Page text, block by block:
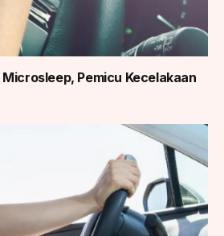
Pemicu Kecelakaan